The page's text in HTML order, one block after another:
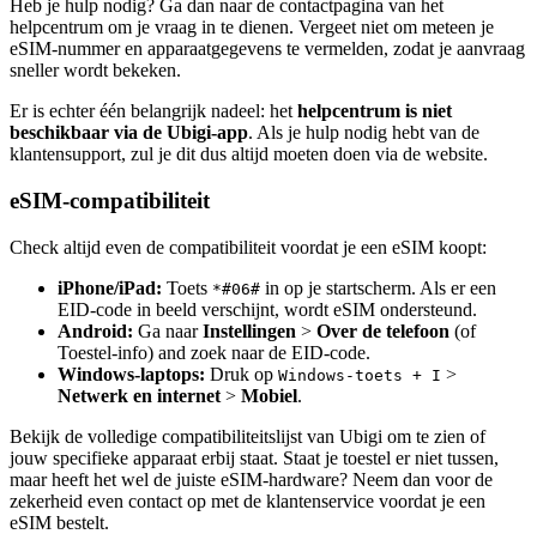
Heb je hulp nodig? Ga dan naar de contactpagina van het
helpcentrum om je vraag in te dienen. Vergeet niet om meteen je
eSIM-nummer en apparaatgegevens te vermelden, zodat je aanvraag
sneller wordt bekeken.
Er is echter één belangrijk nadeel: het helpcentrum is niet
beschikbaar via de Ubigi-app. Als je hulp nodig hebt van de
klantensupport, zul je dit dus altijd moeten doen via de website.
eSIM-compatibiliteit
Check altijd even de compatibiliteit voordat je een eSIM koopt:
iPhone/iPad: Toets *#06# in op je startscherm. Als er een
EID-code in beeld verschijnt, wordt eSIM ondersteund.
Android: Ga naarInstellingen > Over de telefoon (of
Toestel-info) and zoek naar de EID-code.
Windows-laptops: Druk op Windows-toets + I >
Netwerk en internet > Mobiel.
Bekijk de volledige compatibiliteitslijst van Ubigi om te zien of
jouw specifieke apparaat erbij staat. Staat je toestel er niet tussen,
maar heeft het wel de juiste eSIM-hardware? Neem dan voor de
zekerheid even contact op met de klantenservice voordat je een
eSIM bestelt.